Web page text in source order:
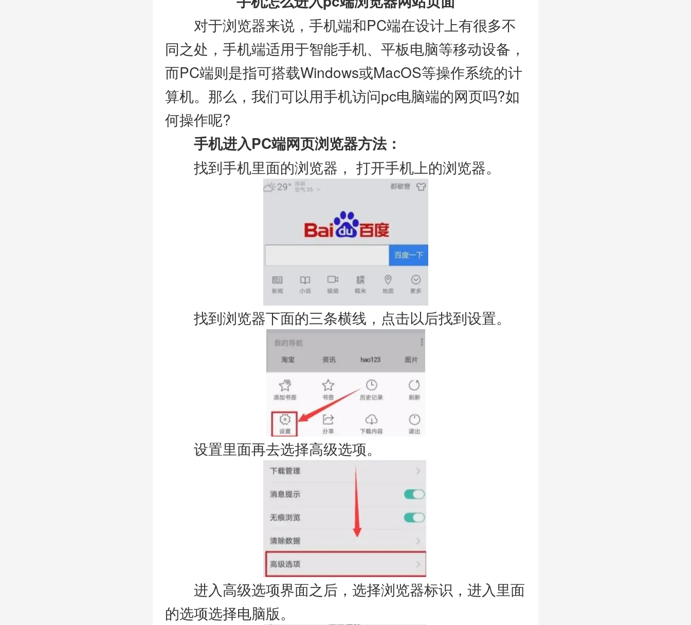
对于浏览器来说，手机端和PC端在设计上有很多不
同之处，手机端适用于智能手机、平板电脑等移动设备，
而PC端则是指可搭载Windows或MacOS等操作系统的计
算机。那么，我们可以用手机访问pc电脑端的网页吗?如
何操作呢?
手机进入PC端网页浏览器方法：
找到手机里面的浏览器， 打开手机上的浏览器。
找到浏览器下面的三条横线，点击以后找到设置。
设置里面再去选择高级选项。
进入高级选项界面之后，选择浏览器标识，进入里面
的选项选择电脑版。